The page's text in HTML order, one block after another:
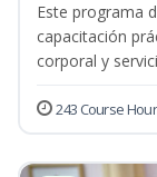
Este programa
capacitación
corporal y
243 Course